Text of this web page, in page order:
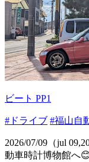
ビート PP1
#ドライブ #福山自
2026/07/09（jul
動車時計博物館へ